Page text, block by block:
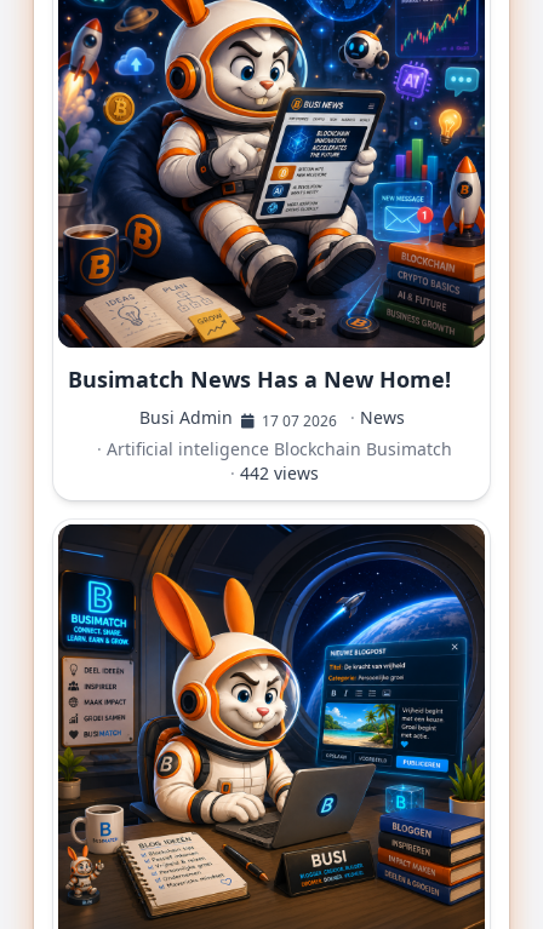
Busimatch News Has a New Home!
Busi Admin 17 07 2026 · News
· Artificial inteligence Blockchain Busimatch
· 442 views